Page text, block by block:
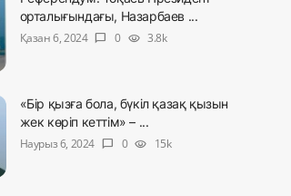
орталығындағы, Назарбаев ...
Қазан 6, 2024 chat_bubble 0 visibility 3.8k
«Бір қызға бола, бүкіл қазақ қызын
жек көріп кеттім» – ...
Наурыз 6, 2024
chat_bubble 0 visibility 15k